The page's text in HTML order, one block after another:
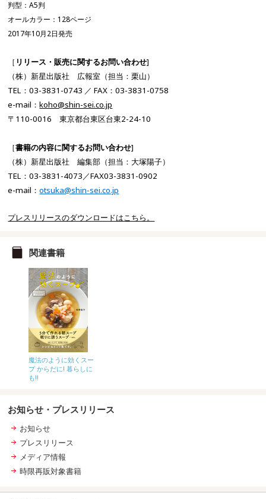
判型：A5判
オールカラー：128ページ
201 7年10月2日発売
［ リリース・販売に関するお問い合わせ]
（株）新星出版社 広報室（担当：栗山）
TEL ：03-3831-0743 ／ FAX ：03-3831-0758
e-mail ：koho@shin-sei.co.jp
〒 110-0016 東京都台東区台東2-24-10
［書籍の内容に関するお問い合わせ]
（株）新星出版社 編集部（担当：大塚陽子）
TEL ：03-3831-4073／FAX03-3831-0902
e-mail ：otsuka@shin-sei.co.jp
プレスリリースのダウンロードはこちら。
関連書籍
魔法のように効くスー
プ からだに! 暮らしに
も!!
お知らせ・プレスリリース
お知らせ
プレスリリース
メディア情報
時限再販対象書籍